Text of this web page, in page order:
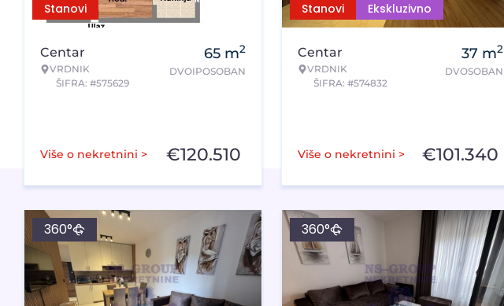
Stanovi
Centar
VRDNIK
ŠIFRA: #575629
65 m2
DVOIPOSOBAN
Više o nekretnini > €120.510
Stanovi Ekskluzivno
Centar
VRDNIK
ŠIFRA: #574832
37 m2
DVOSOBAN
Više o nekretnini > €101.340
360° 360°